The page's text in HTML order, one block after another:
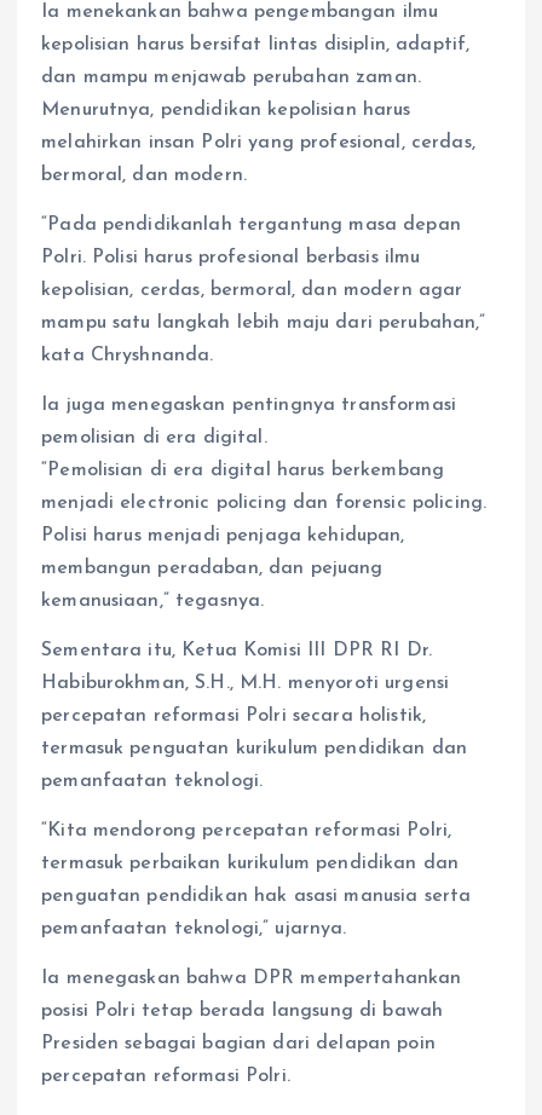
Ia menekankan bahwa pengembangan ilmu
kepolisian harus bersifat lintas disiplin, adaptif,
dan mampu menjawab perubahan zaman.
Menurutnya, pendidikan kepolisian harus
melahirkan insan Polri yang profesional, cerdas,
bermoral, dan modern.
“Pada pendidikanlah tergantung masa depan
Polri. Polisi harus profesional berbasis ilmu
kepolisian, cerdas, bermoral, dan modern agar
mampu satu langkah lebih maju dari perubahan,”
kata Chryshnanda.
Ia juga menegaskan pentingnya transformasi
pemolisian di era digital.
“Pemolisian di era digital harus berkembang
menjadi electronic policing dan forensic policing.
Polisi harus menjadi penjaga kehidupan,
membangun peradaban, dan pejuang
kemanusiaan,” tegasnya.
Sementara itu, Ketua Komisi III DPR RI Dr.
Habiburokhman, S.H., M.H. menyoroti urgensi
percepatan reformasi Polri secara holistik,
termasuk penguatan kurikulum pendidikan dan
pemanfaatan teknologi.
“Kita mendorong percepatan reformasi Polri,
termasuk perbaikan kurikulum pendidikan dan
penguatan pendidikan hak asasi manusia serta
pemanfaatan teknologi,” ujarnya.
Ia menegaskan bahwa DPR mempertahankan
posisi Polri tetap berada langsung di bawah
Presiden sebagai bagian dari delapan poin
percepatan reformasi Polri.